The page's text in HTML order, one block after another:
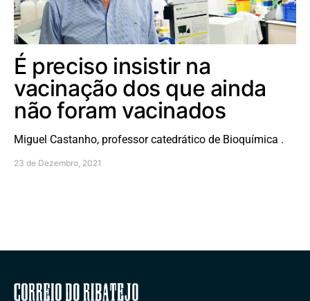
É preciso insistir na
vacinação dos que ainda
não foram vacinados
Miguel Castanho, professor catedrático de Bioquímica .
23 de Dezembro, 2021
Correio do Ribatejo